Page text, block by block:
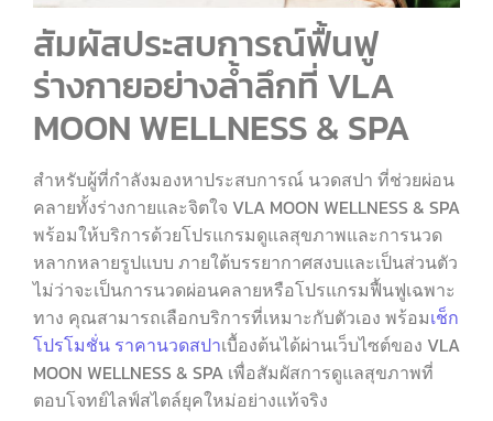
สัมผัสประสบการณ์ฟื้นฟู
ร่างกายอย่างล้ำลึกที่ VLA
MOON WELLNESS & SPA
สำหรับผู้ที่กำลังมองหาประสบการณ์ นวดสปา ที่ช่วยผ่อน
คลายทั้งร่างกายและจิตใจ VLA MOON WELLNESS & SPA
พร้อมให้บริการด้วยโปรแกรมดูแลสุขภาพและการนวด
หลากหลายรูปแบบ ภายใต้บรรยากาศสงบและเป็นส่วนตัว
ไม่ว่าจะเป็นการนวดผ่อนคลายหรือโปรแกรมฟื้นฟูเฉพาะ
ทาง คุณสามารถเลือกบริการที่เหมาะกับตัวเอง พร้อมเช็ก
โปรโมชั่น ราคานวดสปาเบื้องต้นได้ผ่านเว็บไซต์ของ VLA
MOON WELLNESS & SPA เพื่อสัมผัสการดูแลสุขภาพที่
ตอบโจทย์ไลฟ์สไตล์ยุคใหม่อย่างแท้จริง